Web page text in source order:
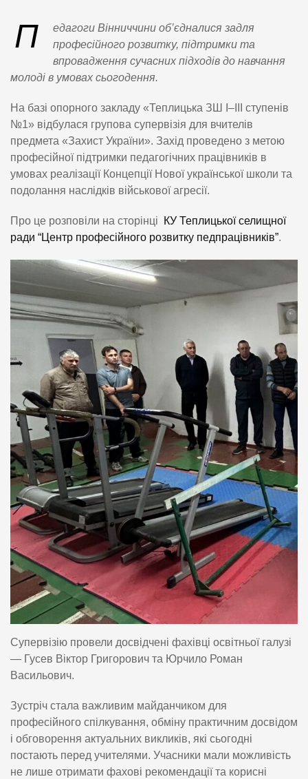
П
едагоги Вінниччини об’єдналися задля
професійного розвитку, підтримки та
впровадження сучасних підходів до навчання
молоді в умовах сьогодення.
На базі опорного закладу «Теплицька ЗШ І–ІІІ ступенів
№1» відбулася групова супервізія для вчителів
предмета «Захист України». Захід проведено з метою
професійної підтримки педагогічних працівників в
умовах реалізації Концепції Нової української школи та
подолання наслідків військової агресії.
Про це розповіли на сторінці
КУ Теплицької селищної
ради “Центр професійного розвитку педпрацівників”.
Супервізію провели досвідчені фахівці освітньої галузі
— Гусев Віктор Григорович та Юрчило Роман
Васильович.
Зустріч стала важливим майданчиком для
професійного спілкування, обміну практичним досвідом
і обговорення актуальних викликів, які сьогодні
постають перед учителями. Учасники мали можливість
не лише отримати фахові рекомендації та корисні